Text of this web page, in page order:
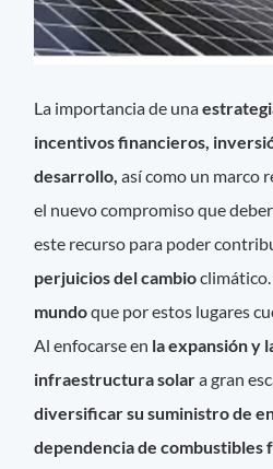
La importancia de una
incentivos financieros,
desarrollo, así como un marco
el nuevo compromiso que
este recurso para poder
perjuicios del cambio
mundoque por estos lugares
Al enfocarse en la expansión y
infraestructura solara gran
diversificar su suministro de
dependencia de combustibles